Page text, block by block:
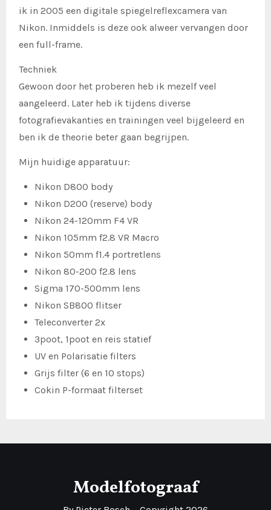
ik in 2005 een digitale spiegelreflexcamera van
Nikon. Inmiddels is deze ook alweer vervangen door
een full-frame.
Techniek
Gewoon door het proberen heb ik mezelf veel
aangeleerd. Later heb ik tijdens diverse
fotografievakanties en trainingen veel bijgeleerd en
ben ik de theorie beter gaan begrijpen.
Mijn huidige apparatuur:
Nikon D800 body
Nikon D200 (reserve) body
Nikon 24-120mm F4 VR
Nikon 105mm f2.8 VR Macro
Nikon 50mm f1.4 portretlens
Nikon 80-200 f2.8 lens
Sigma 170-500mm lens
Nikon SB800 flitser
Teleconverter 2x
3poot, 1poot en reis statief
UV en Polarisatie filters
Grijs filter (6 en 10 stops)
Cokin P-formaat filterset
Modelfotograaf